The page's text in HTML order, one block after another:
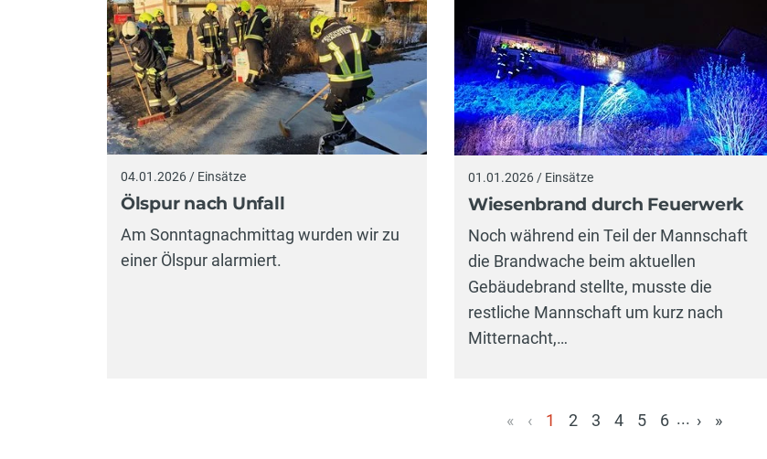
04.01.2026 / Einsätze
Ölspur nach Unfall
Am Sonntagnachmittag wurden wir zu
einer Ölspur alarmiert.
01.01.2026 / Einsätze
Wiesenbrand durch Feuerwerk
Noch während ein Teil der Mannschaft
die Brandwache beim aktuellen
Gebäudebrand stellte, musste die
restliche Mannschaft um kurz nach
Mitternacht,…
« ‹
1
2 3 4 5 6 ... › »